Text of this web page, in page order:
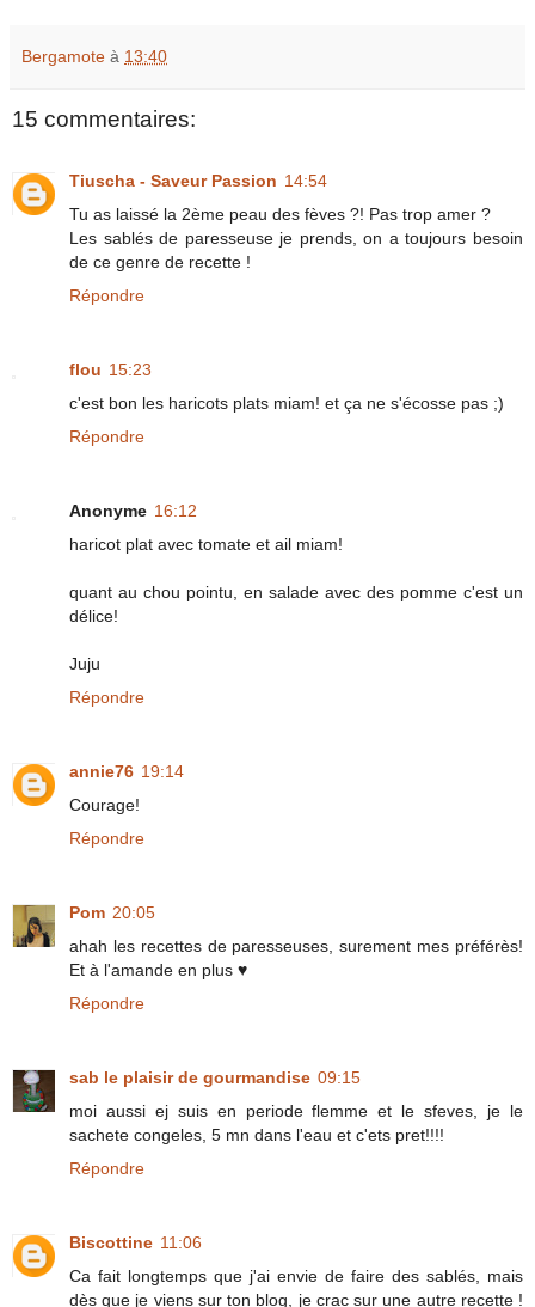
Bergamote à 13:40
15 commentaires:
Tiuscha - Saveur Passion 14:54
Tu as laissé la 2ème peau des fèves ?! Pas trop amer ?
Les sablés de paresseuse je prends, on a toujours besoin
de ce genre de recette !
Répondre
flou 15:23
c'est bon les haricots plats miam! et ça ne s'écosse pas ;)
Répondre
Anonyme 16:12
haricot plat avec tomate et ail miam!
quant au chou pointu, en salade avec des pomme c'est un
délice!
Juju
Répondre
annie76 19:14
Courage!
Répondre
Pom 20:05
ahah les recettes de paresseuses, surement mes préférès!
Et à l'amande en plus ♥
Répondre
sab le plaisir de gourmandise 09:15
moi aussi ej suis en periode flemme et le sfeves, je le
sachete congeles, 5 mn dans l'eau et c'ets pret!!!!
Répondre
Biscottine 11:06
Ca fait longtemps que j'ai envie de faire des sablés, mais
dès que je viens sur ton blog, je crac sur une autre recette !